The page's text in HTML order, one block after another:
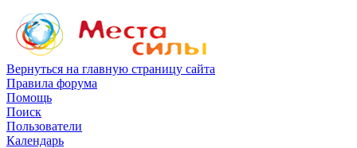
Вернуться на главную страницу сайта
Правила форума
Помощь
Поиск
Пользователи
Календарь